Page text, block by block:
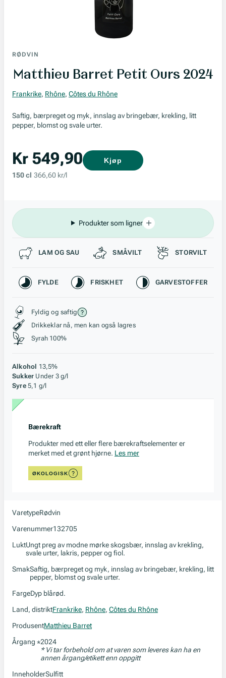
RØDVIN
Matthieu Barret Petit Ours 2024
Frankrike, Rhône, Côtes du Rhône
Saftig, bærpreget og myk, innslag av bringebær, krekling, litt
pepper, blomst og svale urter.
Kr 549,90
150 cl 366,60 kr/l
Kjøp
Produkter som ligner
Passer til
LAM OG SAU SMÅVILT STORVILT
Karakteristikk
FYLDE FRISKHET GARVESTOFFER
Stil, lagring og råstoff
Fyldig og saftig
Drikkeklar nå, men kan også lagres
Syrah 100%
Alkohol 13,5%
Sukker Under 3 g/l
Syre 5,1 g/l
Bærekraft
Produkter med ett eller flere bærekraftselementer er
merket med et grønt hjørne. Les mer
ØKOLOGISK
VaretypeRødvin
Varenummer132705
LuktUngt preg av modne mørke skogsbær, innslag av krekling,
svale urter, lakris, pepper og fiol.
SmakSaftig, bærpreget og myk, innslag av bringebær, krekling, litt
pepper, blomst og svale urter.
FargeDyp blårød.
Land, distriktFrankrike, Rhône, Côtes du Rhône
ProdusentMatthieu Barret
Årgang *2024
* Vi tar forbehold om at varen som leveres kan ha en
annen årgang/etikett enn oppgitt
InneholderSulfitt